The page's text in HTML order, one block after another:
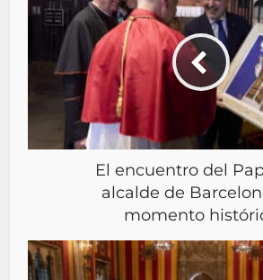
El encuentro del
alcalde de
momento